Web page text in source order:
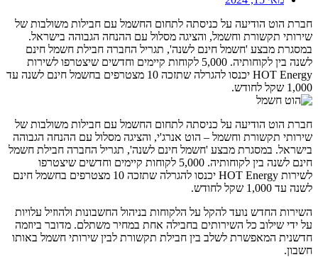
חברת הוט הודיעה על כניסתה לתחום החשמל עם חבילות משולבות של
שירותי תקשורת וחשמל, והציגה מסלול עם ההנחה הגבוהה בישראל.
במסגרת מבצע 'חשמל חינם לשנה', תגריל החברה חבילת חשמל חינם
לשנה בין לקוחותיה. 5,000 לקוחות קיימים וחדשים שיצטרפו לשירות
HOT Energy יכנסו להגרלה שתזכה 10 מצטרפים בחשמל חינם לשנה עד
1,000 שקל לחודש.
חברת הוט הודיעה על כניסתה לתחום החשמל עם חבילות משולבות של
שירותי תקשורת וחשמל – הוט אנרג'י, והציגה מסלול עם ההנחה הגבוהה
בישראל. במסגרת מבצע 'חשמל חינם לשנה', תגריל החברה חבילת חשמל
חינם לשנה בין לקוחותיה. 5,000 לקוחות קיימים וחדשים שיצטרפו
לשירות HOT Energy יכנסו להגרלה שתזכה 10 מצטרפים בחשמל חינם
לשנה עד 1,000 שקל לחודש.
השירות החדש נועד להקל על הלקוחות בניהול החשבונות ולהוזיל עלויות
על ידי שילוב כל השירותים בחבילה אחת במחיר משתלם. מדובר ביוזמה
חדשנית המאפשרת לשלב בין חבילת תקשורת לבין שירותי חשמל באותו
חשבון.